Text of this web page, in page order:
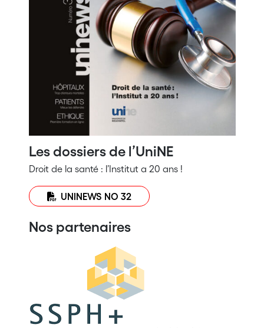
Les dossiers de l’UniNE
Droit de la santé : l’Institut a 20 ans !
UNINEWS NO 32
Nos partenaires